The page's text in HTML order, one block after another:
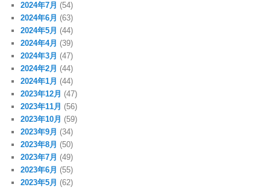
2024年7月 (54)
2024年6月 (63)
2024年5月 (44)
2024年4月 (39)
2024年3月 (47)
2024年2月 (44)
2024年1月 (44)
2023年12月 (47)
2023年11月 (56)
2023年10月 (59)
2023年9月 (34)
2023年8月 (50)
2023年7月 (49)
2023年6月 (55)
2023年5月 (62)